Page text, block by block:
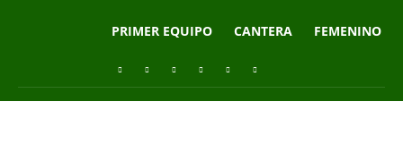
PRIMER EQUIPO CANTERA FEMENINO